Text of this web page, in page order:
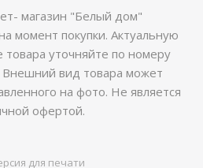
магазин "Белый дом"
момент покупки. Актуальную
товара уточняйте по номеру
вид товара может
на фото. Не является
офертой.
для печати